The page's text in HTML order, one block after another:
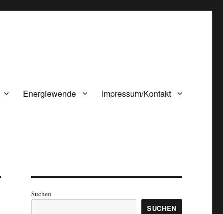
Energiewende Impressum/Kontakt
Suchen
SUCHEN